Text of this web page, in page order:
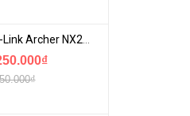
TP-Link Archer NX200 | Bộ Phát WiFi Dùng Sim 5G Tốc Độ Cao Mới FullBox